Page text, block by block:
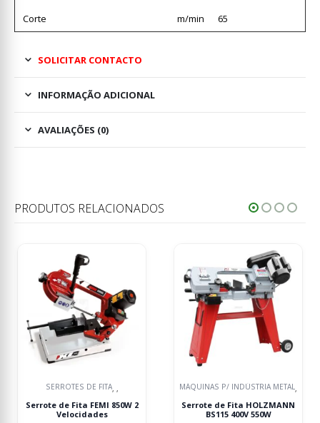
Corte
m/min 65
SOLICITAR CONTACTO
INFORMAÇÃO ADICIONAL
AVALIAÇÕES (0)
PRODUTOS RELACIONADOS
MÁQUINAS P/ INDÚSTRIA METAL
Serrote de Fita HOLZMANN
BS115 400V 550W
MÁQUINAS P/ INDÚSTRIA METAL,
Serrote de Fita para Metal
HOLZMANN BS125M 400W 230V